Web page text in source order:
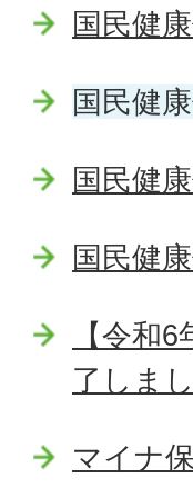
国民健
国民健
国民健
国民健
【令和
了しま
マイナ